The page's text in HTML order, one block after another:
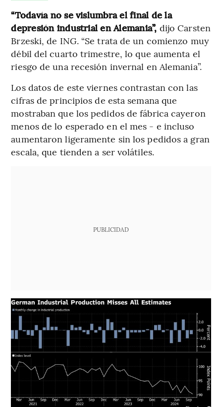
“Todavía no se vislumbra el final de la
depresión industrial en Alemania”, dijo Carsten
Brzeski, de ING. “Se trata de un comienzo muy
débil del cuarto trimestre, lo que aumenta el
riesgo de una recesión invernal en Alemania”.
Los datos de este viernes contrastan con las
cifras de principios de esta semana que
mostraban que los pedidos de fábrica cayeron
menos de lo esperado en el mes - e incluso
aumentaron ligeramente sin los pedidos a gran
escala, que tienden a ser volátiles.
PUBLICIDAD